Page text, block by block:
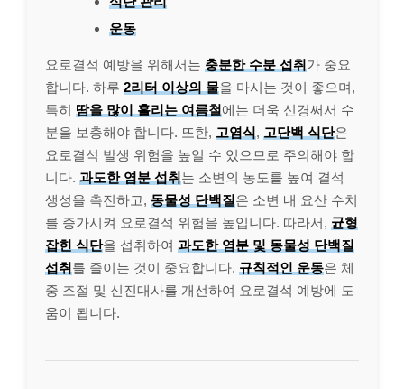
운동
요로결석 예방을 위해서는 충분한 수분 섭취가 중요
합니다. 하루 2리터 이상의 물을 마시는 것이 좋으며,
특히 땀을 많이 흘리는 여름철에는 더욱 신경써서 수
분을 보충해야 합니다. 또한, 고염식, 고단백 식단은
요로결석 발생 위험을 높일 수 있으므로 주의해야 합
니다. 과도한 염분 섭취는 소변의 농도를 높여 결석
생성을 촉진하고, 동물성 단백질은 소변 내 요산 수치
를 증가시켜 요로결석 위험을 높입니다. 따라서, 균형
잡힌 식단을 섭취하여 과도한 염분 및 동물성 단백질
섭취를 줄이는 것이 중요합니다. 규칙적인 운동은 체
중 조절 및 신진대사를 개선하여 요로결석 예방에 도
움이 됩니다.